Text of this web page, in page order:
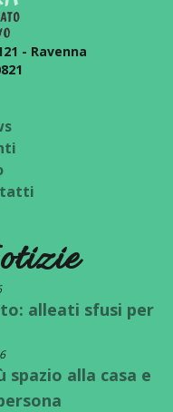
- Ravenna
alleati sfusi per
spazio alla casa e